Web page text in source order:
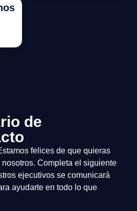
de
felices de que quieras
Completa el siguiente
ejecutivos se comunicará
ayudarte en todo lo que